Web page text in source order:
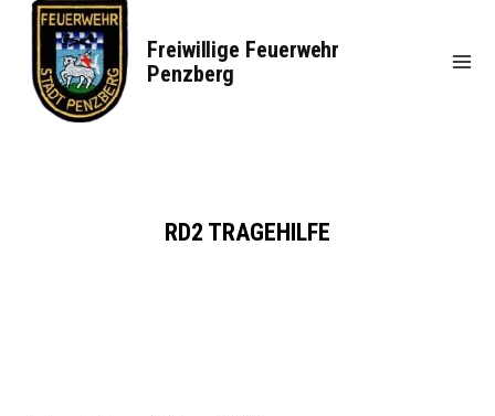
springen
Freiwillige Feuerwehr
Penzberg
RD2 TRAGEHILFE